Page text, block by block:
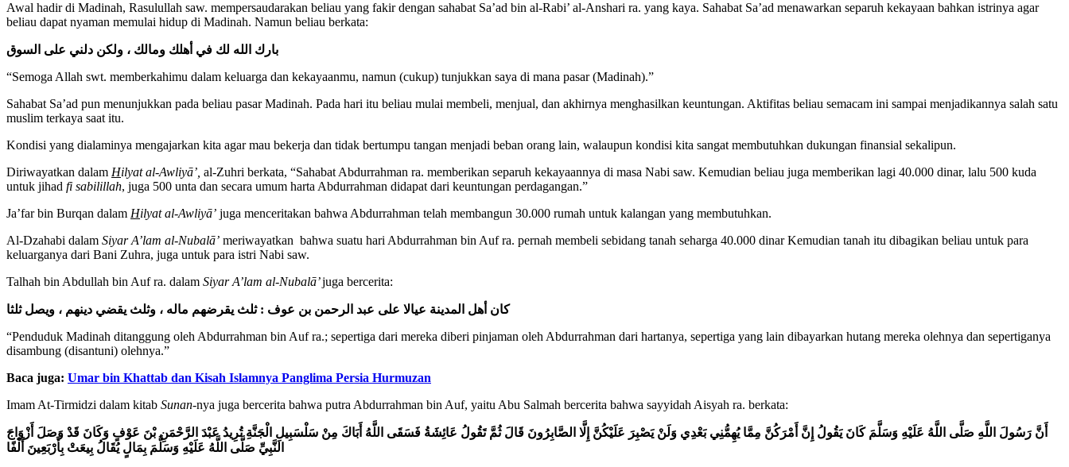
Awal hadir di Madinah, Rasulullah saw. mempersaudarakan beliau yang fakir dengan sahabat Sa’ad bin al-Rabi’ al-Anshari ra. yang kaya. Sahabat Sa’ad menawarkan separuh kekayaan bahkan istrinya agar
beliau dapat nyaman memulai hidup di Madinah. Namun beliau berkata:
بارك الله لك في أهلك ومالك ، ولكن دلني على السوق
“Semoga Allah swt. memberkahimu dalam keluarga dan kekayaanmu, namun (cukup) tunjukkan saya di mana pasar (Madinah).”
Sahabat Sa’ad pun menunjukkan pada beliau pasar Madinah. Pada hari itu beliau mulai membeli, menjual, dan akhirnya menghasilkan keuntungan. Aktifitas beliau semacam ini sampai menjadikannya salah satu
muslim terkaya saat itu.
Kondisi yang dialaminya mengajarkan kita agar mau bekerja dan tidak bertumpu tangan menjadi beban orang lain, walaupun kondisi kita sangat membutuhkan dukungan finansial sekalipun.
Diriwayatkan dalam Hilyat al-Awliyā’, al-Zuhri berkata, “Sahabat Abdurrahman ra. memberikan separuh kekayaannya di masa Nabi saw. Kemudian beliau juga memberikan lagi 40.000 dinar, lalu 500 kuda
untuk jihad fi sabilillah, juga 500 unta dan secara umum harta Abdurrahman didapat dari keuntungan perdagangan.”
Ja’far bin Burqan dalam Hilyat al-Awliyā’ juga menceritakan bahwa Abdurrahman telah membangun 30.000 rumah untuk kalangan yang membutuhkan.
Al-Dzahabi dalam Siyar A’lam al-Nubalā’ meriwayatkan bahwa suatu hari Abdurrahman bin Auf ra. pernah membeli sebidang tanah seharga 40.000 dinar Kemudian tanah itu dibagikan beliau untuk para
keluarganya dari Bani Zuhra, juga untuk para istri Nabi saw.
Talhah bin Abdullah bin Auf ra. dalam Siyar A’lam al-Nubalā’juga bercerita:
كان أهل المدينة عيالا على عبد الرحمن بن عوف : ثلث يقرضهم ماله ، وثلث يقضي دينهم ، ويصل ثلثا
“Penduduk Madinah ditanggung oleh Abdurrahman bin Auf ra.; sepertiga dari mereka diberi pinjaman oleh Abdurrahman dari hartanya, sepertiga yang lain dibayarkan hutang mereka olehnya dan sepertiganya
disambung (disantuni) olehnya.”
Baca juga: Umar bin Khattab dan Kisah Islamnya Panglima Persia Hurmuzan
Imam At-Tirmidzi dalam kitab Sunan-nya juga bercerita bahwa putra Abdurrahman bin Auf, yaitu Abu Salmah bercerita bahwa sayyidah Aisyah ra. berkata:
أَنَّ رَسُولَ اللَّهِ صَلَّى اللَّهُ عَلَيْهِ وَسَلَّمَ كَانَ يَقُولُ إِنَّ أَمْرَكُنَّ مِمَّا يُهِمُّنِي بَعْدِي وَلَنْ يَصْبِرَ عَلَيْكُنَّ إِلَّا الصَّابِرُونَ قَالَ ثُمَّ تَقُولُ عَائِشَةُ فَسَقَى اللَّهُ أَبَاكَ مِنْ سَلْسَبِيلِ الْجَنَّةِ تُرِيدُ عَبْدَ الرَّحْمَنِ بْنَ عَوْفٍ وَكَانَ قَدْ وَصَلَ أَزْوَاجَ
النَّبِيِّ صَلَّى اللَّهُ عَلَيْهِ وَسَلَّمَ بِمَالٍ يُقَالُ بِيعَتْ بِأَرْبَعِينَ أَلْفًا